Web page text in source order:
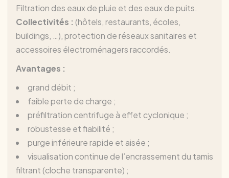
Filtration des eaux de pluie et des eaux de puits.
Collectivités : (hôtels, restaurants, écoles,
buildings, …), protection de réseaux sanitaires et
accessoires électroménagers raccordés.
Avantages :
grand débit ;
faible perte de charge ;
préfiltration centrifuge à effet cyclonique ;
robustesse et fiabilité ;
purge inférieure rapide et aisée ;
visualisation continue de l’encrassement du tamis
filtrant (cloche transparente) ;